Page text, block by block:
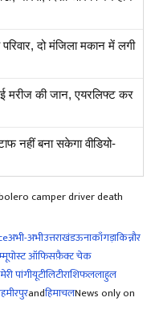
दो मंजिला मकान में लगी
की जान, एयरलिफ्ट कर
नहीं बना सकेगा वीडियो-
camper driver death
अभी-अभीउत्तराखंडऊनाकाँगड़ाकिन्नौर
पोस्ट ऑफिसफ़ैक्ट चेक
मेरी पांगीयूटीलिटीराशिफललाहुल
हमीरपुरandहिमाचलNews only on